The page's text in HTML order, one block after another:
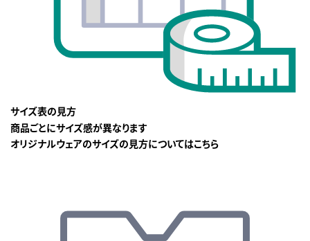
サイズ表の見方
商品ごとにサイズ感が異なります
オリジナルウェアのサイズの見方についてはこちら